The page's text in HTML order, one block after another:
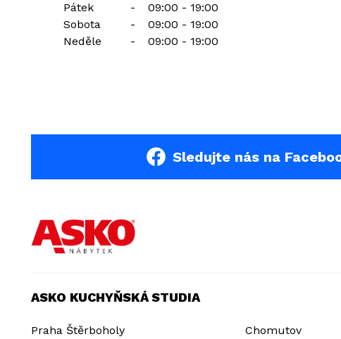
Pátek
-
09:00 - 19:00
Sobota
-
09:00 - 19:00
Neděle
- 09:00 - 19:00
Sledujte nás na
ASKO KUCHYŇSKÁ STUDIA
Praha Štěrboholy Chomutov